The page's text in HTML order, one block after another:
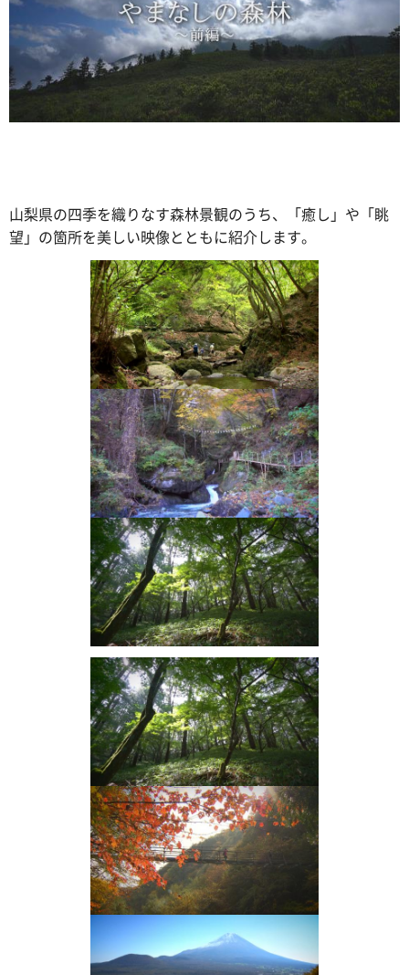
山梨県の四季を織りなす森林景観のうち、「癒し」や「眺
望」の箇所を美しい映像とともに紹介します。